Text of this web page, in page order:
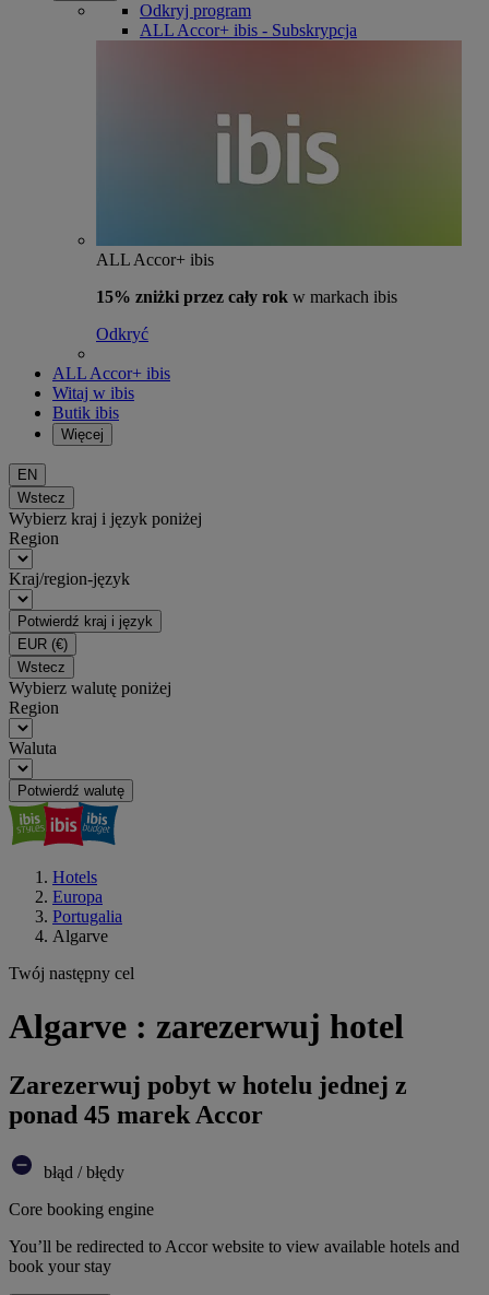
Odkryj program
ALL Accor+ ibis - Subskrypcja
ALL Accor+ ibis
15% zniżki przez cały rok w markach ibis
Odkryć
ALL Accor+ ibis
Witaj w ibis
Butik ibis
Więcej
EN
Wstecz
Wybierz kraj i język poniżej
Region
Kraj/region-język
Potwierdź kraj i język
EUR (€)
Wstecz
Wybierz walutę poniżej
Region
Waluta
Potwierdź walutę
Hotels
Europa
Portugalia
Algarve
Twój następny cel
Algarve : zarezerwuj hotel
Zarezerwuj pobyt w hotelu jednej z
ponad 45 marek Accor
błąd / błędy
Core booking engine
You’ll be redirected to Accor website to view available hotels and
book your stay